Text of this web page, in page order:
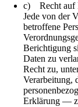
c) Recht auf
Jede von der
betroffene
Berichtigung
Daten zu
Recht zu,
Verarbeitung,
Erklärung —